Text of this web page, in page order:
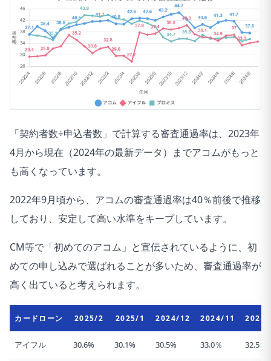
「契約者数÷申込者数」で計算する審査通過率は、2023年
4月から現在（2024年の最新データ）までアコムがもっと
も高くなっています。
2022年9月頃から、アコムの審査通過率は40％前後で推移
しており、安定して高い水準をキープしています。
CM等で「初めてのアコム」と宣伝されているように、初
めての申し込みで選ばれることが多いため、審査通過率が
高く出ていると考えられます。
カードローン 2025/2 2025/1 2024/12 2024/11 2024/
アイフル 30.6% 30.1% 30.5% 33.0％ 32.5％